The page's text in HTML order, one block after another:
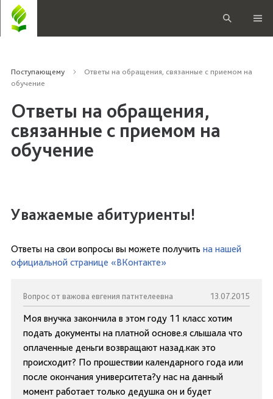
Поступающему
Ответы на обращения, связанные с приемом на
обучение
Ответы на обращения,
связанные с приемом на
обучение
Уважаемые абитуриенты!
Ответы на свои вопросы вы можете получить на нашей
официальной странице «ВКонтакте»
Вопрос от важова евгения патнтелеевна 13.07.2015
Моя внучка закончила в этом году 11 класс хотим
подать документы на платной основе.я слышала что
оплаченные деньги возвращают назад.как это
происходит? По прошествии календарного года или
после окончания университета?у нас на данный
момент работает только дедушка он и будет